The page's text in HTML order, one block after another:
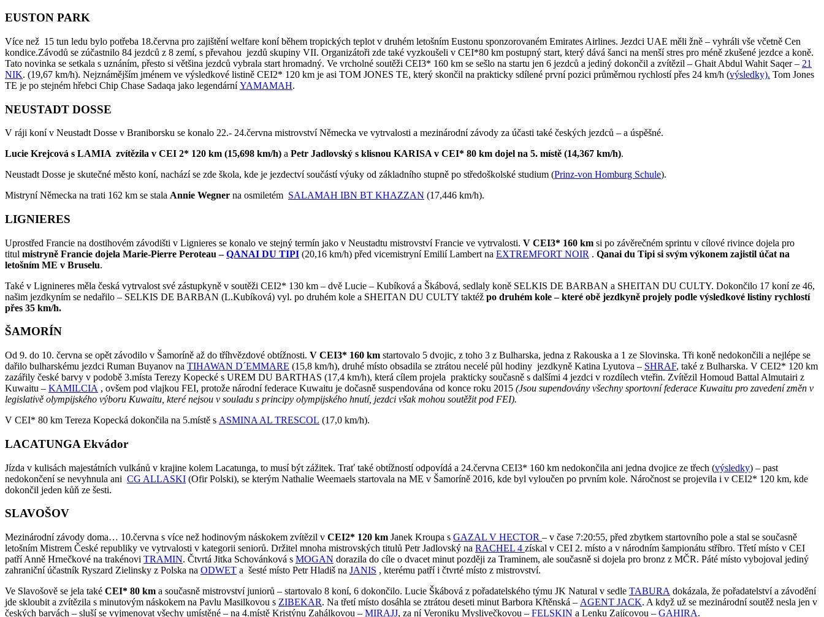
EUSTON PARK
Více než 15 tun ledu bylo potřeba 18.června pro zajištění welfare koní během tropických teplot v druhém letošním Eustonu sponzorovaném Emirates Airlines. Jezdci UAE měli žně – vyhráli vše včetně Cen
kondice.Závodů se zúčastnilo 84 jezdců z 8 zemí, s převahou jezdů skupiny VII. Organizátoři zde také vyzkoušeli v CEI*80 km postupný start, který dává šanci na menší stres pro méně zkušené jezdce a koně.
Tato novinka se setkala s uznáním, přesto si většina jezdců vybrala start hromadný. Ve vrcholné soutěži CEI3* 160 km se sešlo na startu jen 6 jezdců a jediný dokončil a zvítězil – Ghait Abdul Wahit Saqer – 21
NIK. (19,67 km/h). Nejznámějším jménem ve výsledkové listině CEI2* 120 km je asi TOM JONES TE, který skončil na prakticky sdílené první pozici průměrnou rychlostí přes 24 km/h (výsledky). Tom Jones
TE je po stejném hřebci Chip Chase Sadaqa jako legendárníYAMAMAH.
NEUSTADT DOSSE
V ráji koní v Neustadt Dosse v Braniborsku se konalo 22.- 24.června mistrovství Německa ve vytrvalosti a mezinárodní závody za účasti také českých jezdců – a úspěšné.
Lucie Krejcová s LAMIA zvítězila v CEI 2* 120 km (15,698 km/h) a Petr Jadlovský s klisnou KARISA v CEI* 80 km dojel na 5. místě (14,367 km/h).
Neustadt Dosse je skutečné město koní, nachází se zde škola, kde je jezdectví součástí výuky od základního stupně po středoškolské studium (Prinz-von Homburg Schule).
Mistryní Německa na trati 162 km se stala Annie Wegner na osmiletém SALAMAH IBN BT KHAZZAN (17,446 km/h).
LIGNIERES
Uprostřed Francie na dostihovém závodišti v Lignieres se konalo ve stejný termín jako v Neustadtu mistrovství Francie ve vytrvalosti. V CEI3* 160 km si po závěrečném sprintu v cílové rivince dojela pro
titul mistryně Francie dojela Marie-Pierre Peroteau –QANAI DU TIPI (20,16 km/h) před vicemistryní Emilií Lambert na EXTREMFORT NOIR . Qanai du Tipi si svým výkonem zajistil účat na
letošním ME v Bruselu.
Také v Lignineres měla česká vytrvalost své zástupkyně v soutěži CEI2* 130 km – dvě Lucie – Kubíková a Škábová, sedlaly koně SELKIS DE BARBAN a SHEITAN DU CULTY. Dokončilo 17 koní ze 46,
našim jezdkyním se nedařilo – SELKIS DE BARBAN (L.Kubíková) vyl. po druhém kole a SHEITAN DU CULTY taktéž po druhém kole – které obě jezdkyně projely podle výsledkové listiny rychlostí
přes 35 km/h.
ŠAMORÍN
Od 9. do 10. června se opět závodilo v Šamoríně až do tříhvězdové obtížnosti. V CEI3* 160 km startovalo 5 dvojic, z toho 3 z Bulharska, jedna z Rakouska a 1 ze Slovinska. Tři koně nedokončili a nejlépe se
dařilo bulharskému jezdci Ruman Buyanov na TIHAWAN D´EMMARE (15,8 km/h), druhé místo obsadila se ztrátou necelé půl hodiny jezdkyně Katina Lyutova – SHRAF, také z Bulharska. V CEI2* 120 km
zazářily české barvy v podobě 3.místa Terezy Kopecké s UREM DU BARTHAS (17,4 km/h), která cílem projela prakticky současně s dalšími 4 jezdci v rozdílech vteřin. Zvítězil Homoud Battal Almutairi z
Kuwaitu – KAMILCIA , ovšem pod vlajkou FEI, protože národní federace Kuwaitu je dočasně suspendována od konce roku 2015 (Jsou supendovány všechny sportovní federace Kuwaitu pro zavedení změn v
legislativě olympijského výboru Kuwaitu, které nejsou v souladu s principy olympijského hnutí, jezdci však mohou soutěžit pod FEI).
V CEI* 80 km Tereza Kopecká dokončila na 5.místě s ASMINA AL TRESCOL (17,0 km/h).
LACATUNGA Ekvádor
Jízda v kulisách majestátních vulkánů v krajine kolem Lacatunga, to musí být zážitek. Trať také obtížností odpovídá a 24.června CEI3* 160 km nedokončila ani jedna dvojice ze třech (výsledky) – past
nedokončení se nevyhnula ani CG ALLASKI (Ofir Polski), se kterým Nathalie Weemaels startovala na ME v Šamoríně 2016, kde byl vyloučen po prvním kole. Náročnost se projevila i v CEI2* 120 km, kde
dokončil jeden kůň ze šesti.
SLAVOŠOV
Mezinárodní závody doma… 10.června s více než hodinovým náskokem zvítězil v CEI2* 120 km Janek Kroupa s GAZAL V HECTOR – v čase 7:20:55, před zbytkem startovního pole a stal se současně
letošním Mistrem České republiky ve vytrvalosti v kategorii seniorů. Držitel mnoha mistrovských titulů Petr Jadlovský na RACHEL 4 získal v CEI 2. místo a v národním šampionátu stříbro. Třetí místo v CEI
patří Anně Hrnečkové na trakénovi TRAMIN. Čtvrtá Jitka Schovánková s MOGAN dorazila do cíle o dvacet minut později za Traminem, ale současně si dojela pro bronz z MČR. Páté místo vybojoval jediný
zahraniční účastník Ryszard Zielinsky z Polska na ODWET a šesté místo Petr Hladiš na JANIS , kterému patří i čtvrté místo z mistrovství.
Ve Slavošově se jela také CEI* 80 km a současně mistrovství juniorů – startovalo 8 koní, 6 dokončilo. Lucie Škábová z pořadatelského týmu JK Natural v sedle TABURA dokázala, že pořadatelství a závodění
jde skloubit a zvítězila s minutovým náskokem na Pavlu Masilkovou s ZIBEKAR. Na třetí místo dosáhla se ztrátou deseti minut Barbora Křtěnská – AGENT JACK. A když už se mezinárodní soutěž nesla jen v
českých barvách – sluší se vyjmenovat všechy umístěné – na 4.místě Kristýnu Zahálkovou – MIRAJJ, za ní Veroniku Myslivečkovou – FELSKIN a Lenku Zajícovou – GAHIRA.